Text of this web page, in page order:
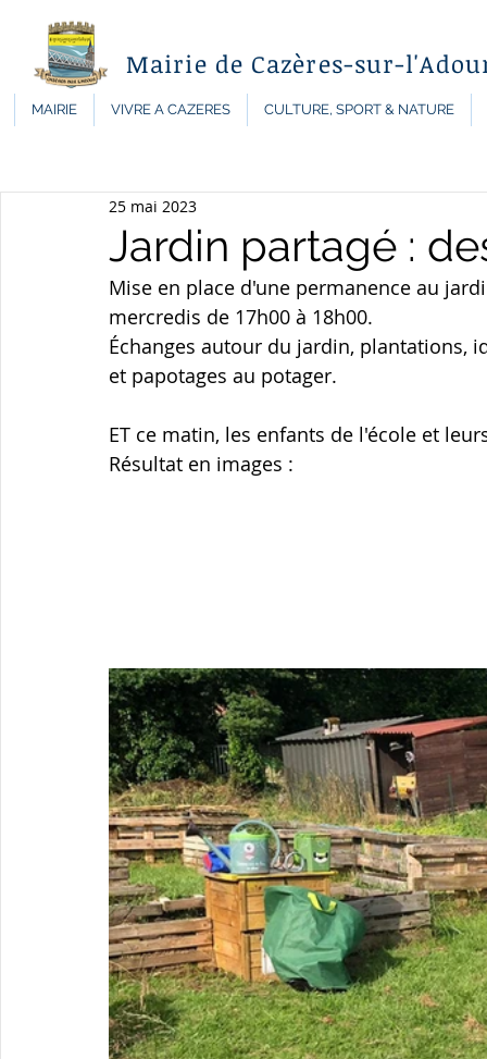
Mairie de Cazères-sur-
MAIRIE VIVRE A CAZERES CULTURE, SPORT & NATURE
Jardin partagé :
25 mai 2023
Mise en place d'une permanence au
mercredis de 17h00 à 18h00.
Échanges autour du jardin, plantations,
et papotages au potager.
ET ce matin, les enfants de l'école et
Résultat en images :